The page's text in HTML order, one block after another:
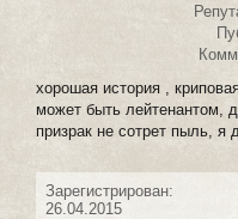
хорошая история ,
может быть лейтенантом,
призрак не сотрет пыль, я
Зарегистрирован:
26.04.2015